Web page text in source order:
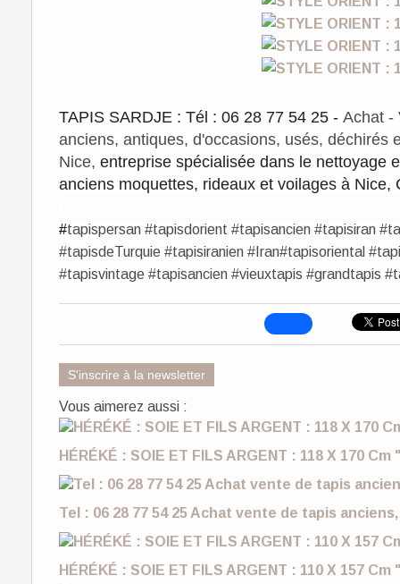
TAPIS SARDJE : Tél : 06 28 77 54 25 - ​Achat -
anciens, antiques, d'occasions, usés, déchirés
Nice, entreprise spécialisée dans le nettoyage
anciens moquettes, rideaux et voilages à
#tapispersan #tapisdorient #tapisancien #tapisiran
#tapisdeTurquie #tapisiranien #Iran#tapisoriental
#tapisvintage #tapisancien #vieuxtapis #grandtapis
S'inscrire à la newsletter
Vous aimerez aussi :
HÉRÉKÉ : SOIE ET FILS ARGENT : 118 X 170
Tel : 06 28 77 54 25 Achat vente de tapis
HÉRÉKÉ : SOIE ET FILS ARGENT : 110 X 157